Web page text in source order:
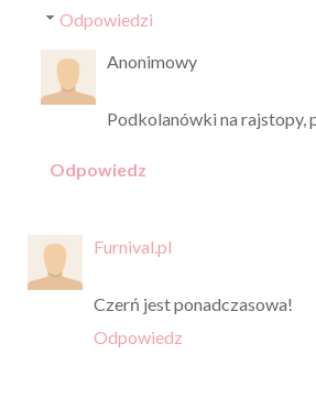
Odpowiedzi
Anonimowy
Podkolanówki na rajstopy,
Odpowiedz
Furnival.pl
Czerń jest ponadczasowa!
Odpowiedz